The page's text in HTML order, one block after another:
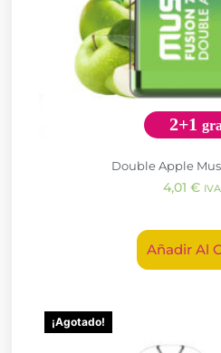
2+1
Double Apple
4,01 €
Añadir Al
¡Agotado!